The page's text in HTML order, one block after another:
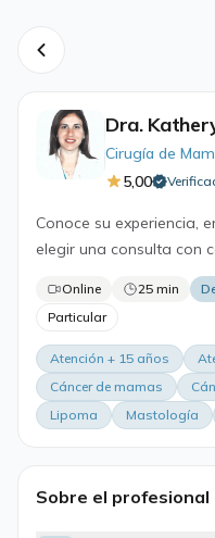
Dra.
Cirugía de
5,00
Conoce su experiencia,
elegir una consulta con
Online 25 min
Particular
Atención + 15 años
Cáncer de mamas
Lipoma
Mastología
Sobre el profesional